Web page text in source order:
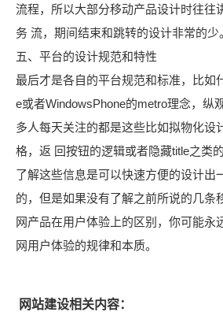
流程，所以大部分移动产品设计时往往
务 流，期间结束和跳转的设计非常的少
五、平台的设计规范和特性
最后才是各自的平台规范和标准，比如
e或者WindowsPhone的metro理念，纵
多人每天关注的都是这些比如拟物化设
格，返 回按钮的逻辑或者隐藏title之类
了解这些信息是可以快速方便的设计出
的，但是如果没有了解之前所说的几条
网产品在用户体验上的区别，你可能永
网用户体验的规律和本质。
网站建设相关内容：